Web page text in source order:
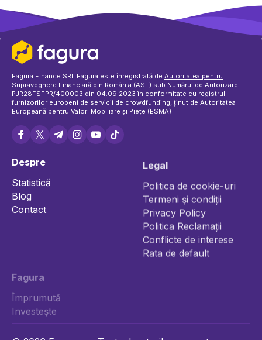
Fagura Finance SRL Fagura este înregistrată de Autoritatea pentru
Supraveghere Financiară din România (ASF) sub Numărul de Autorizare
PJR28FSFPR/400003 din 04.09.2023 în conformitate cu registrul
furnizorilor europeni de servicii de crowdfunding, ținut de Autoritatea
Europeană pentru Valori Mobiliare și Piețe (ESMA)
Despre
Statistică
Blog
Contact
Legal
Politica de cookie-uri
Termeni și condiții
Privacy Policy
Politica Reclamații
Conflicte de interese
Rata de default
Fagura
Împrumută
Investește